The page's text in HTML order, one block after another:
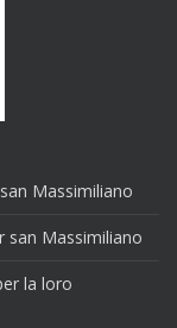
Massimiliano
san Massimiliano
la loro